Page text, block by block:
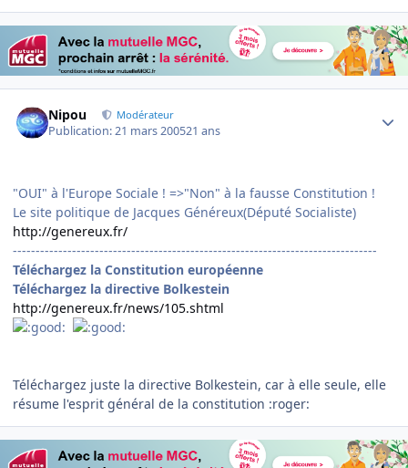
Nipou Modérateur
Publication:21 mars 200521 ans
"OUI" à l'Europe Sociale ! =>"Non" à la fausse Constitution !
Le site politique de Jacques Généreux(Député Socialiste)
http://genereux.fr/
--------------------------------------------------------------------------------
Téléchargez la Constitution européenne
Téléchargez la directive Bolkestein
http://genereux.fr/news/105.shtml
Téléchargez juste la directive Bolkestein, car à elle seule, elle
résume l'esprit général de la constitution :roger: